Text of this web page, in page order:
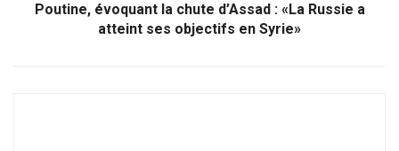
Poutine, évoquant la chute d’Assad : «La Russie a
atteint ses objectifs en Syrie»